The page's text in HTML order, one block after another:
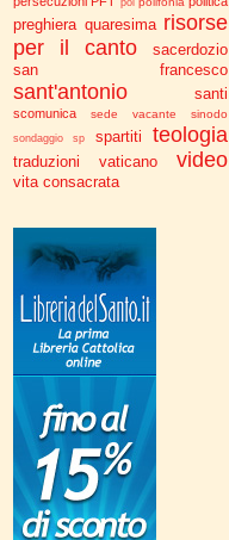
pol
preghiera quaresima risorse
per il canto
sacerdozio
san francesco
sant'antonio santi
scomunica sede vacante sinodo
sondaggio sp spartiti teologia
traduzioni vaticano video
vita consacrata